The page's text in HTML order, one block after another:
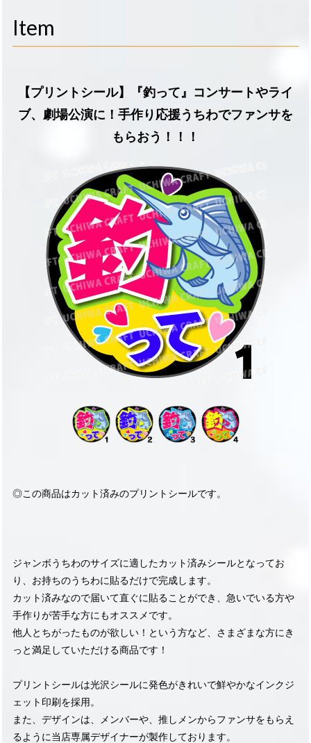
Item
【プリントシール】『釣って』コンサートやライ
ブ、劇場公演に！手作り応援うちわでファンサを
もらおう！！！
◎この商品はカット済みのプリントシールです。
ジャンボうちわのサイズに適したカット済みシールとなってお
り、お持ちのうちわに貼るだけで完成します。
カット済みなので届いて直ぐに貼ることができ、急いでいる方や
手作りが苦手な方にもオススメです。
他人とちがったものが欲しい！という方など、さまざまな方にき
っと満足していただける商品です！
プリントシールは光沢シールに発色がきれいで鮮やかなインクジ
ェット印刷を採用。
また、デザインは、メンバーや、推しメンからファンサをもらえ
るように当店専属デザイナーが製作しております。